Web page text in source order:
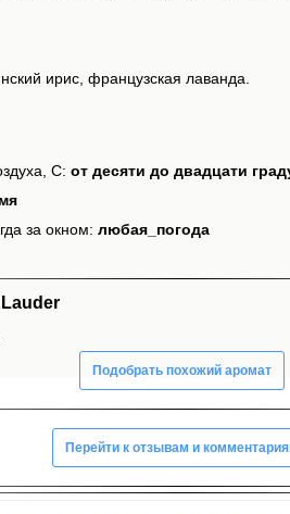
ирис, французская лаванда.
С: от десяти до двадцати
за окном: любая_погода
Подобрать похожий аромат
Перейти к отзывам и